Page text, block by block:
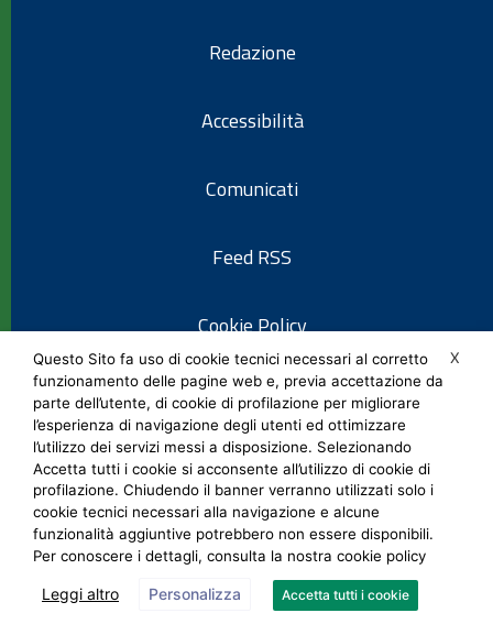
Redazione
Accessibilità
Comunicati
Feed RSS
Cookie Policy
Informativa privacy
Note legali
Social Media Policy
X
Questo Sito fa uso di cookie tecnici necessari al corretto
funzionamento delle pagine web e, previa accettazione da
parte dell’utente, di cookie di profilazione per migliorare
l’esperienza di navigazione degli utenti ed ottimizzare
l’utilizzo dei servizi messi a disposizione. Selezionando
Accetta tutti i cookie si acconsente all’utilizzo di cookie di
profilazione. Chiudendo il banner verranno utilizzati solo i
cookie tecnici necessari alla navigazione e alcune
funzionalità aggiuntive potrebbero non essere disponibili.
Per conoscere i dettagli, consulta la nostra cookie policy
Leggi altro Personalizza Accetta tutti i cookie